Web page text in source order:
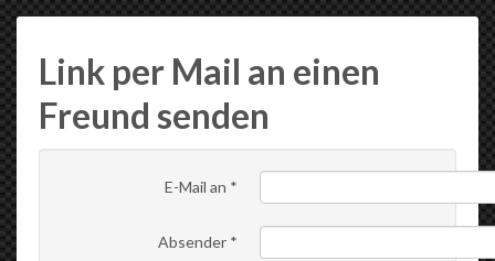
Link per Mail an einen
Freund senden
E-Mail an *
Absender *